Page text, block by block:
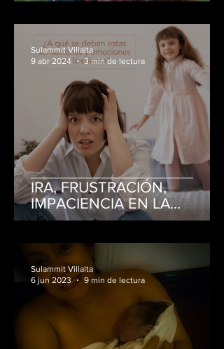
IRA, FRUSTRACIÓN,
IMPACIENCIA EN LA
CRIANZA
Sulammit Villalta
9 abr 2024
3 min de lectura
Sulammit Villalta
6 jun 2023
9 min de lectura